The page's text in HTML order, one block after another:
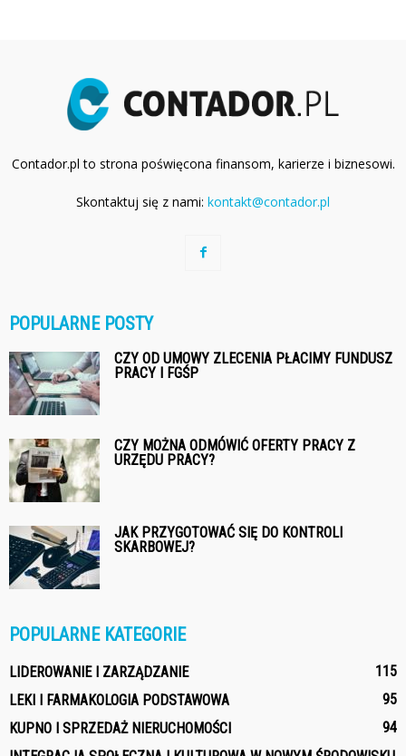
Contador.pl to strona poświęcona finansom, karierze i biznesowi.
Skontaktuj się z nami: kontakt@contador.pl
POPULARNE POSTY
CZY OD UMOWY ZLECENIA PŁACIMY FUNDUSZ
PRACY I FGŚP
CZY MOŻNA ODMÓWIĆ OFERTY PRACY Z
URZĘDU PRACY?
JAK PRZYGOTOWAĆ SIĘ DO KONTROLI
SKARBOWEJ?
POPULARNE KATEGORIE
LIDEROWANIE I ZARZĄDZANIE
115
LEKI I FARMAKOLOGIA PODSTAWOWA
95
KUPNO I SPRZEDAŻ NIERUCHOMOŚCI
94